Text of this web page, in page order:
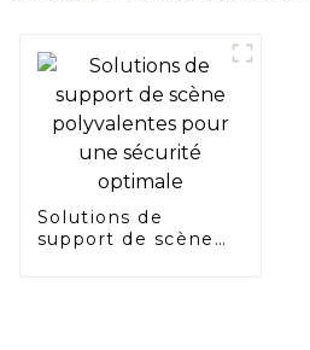
Solutions de
support de scène